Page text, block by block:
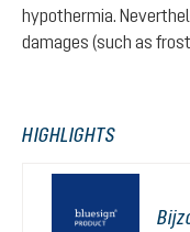
hypothermia.
damages (such as
HIGHLIGHTS